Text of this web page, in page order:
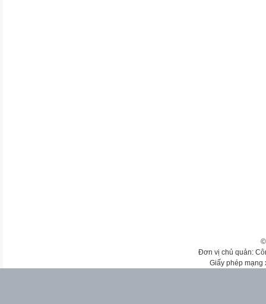
Đơn vị chủ quản:
Giấy phép mạng